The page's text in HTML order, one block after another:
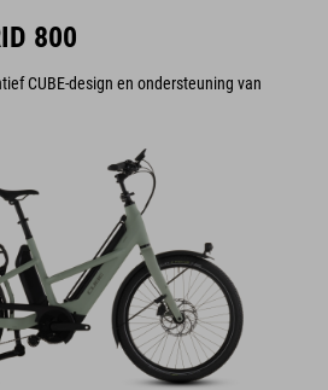
800
CUBE-design en ondersteuning van